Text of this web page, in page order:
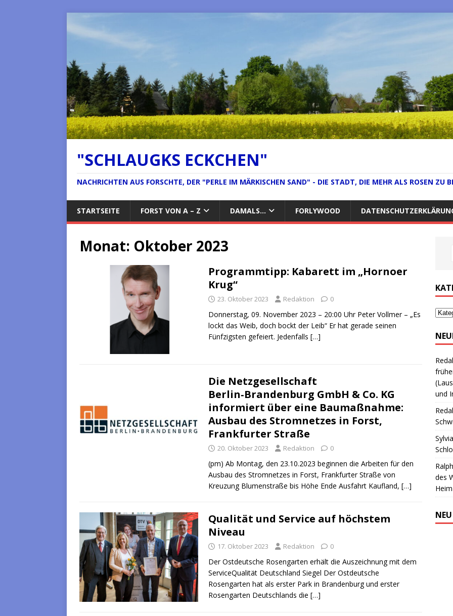
"SCHLAUGKS ECKCHEN"
NACHRICHTEN AUS FORSCHTE, DER "PERLE IM MÄRKISCHEN SAND" - DIE STADT, DIE MEHR ALS ROSEN ZU
STARTSEITE FORST VON A – Z DAMALS… FORLYWOOD
Monat: Oktober 2023
Programmtipp: Kabarett im „Hornoer
Krug“
23. Oktober 2023 Redaktion 0
Donnerstag, 09. November 2023 – 20:00 Uhr Peter Vollmer – „Es
lockt das Weib, doch bockt der Leib“ Er hat gerade seinen
Fünfzigsten gefeiert. Jedenfalls […]
Die Netzgesellschaft
Berlin‑Brandenburg GmbH & Co. KG
informiert über eine Baumaßnahme:
Ausbau des Stromnetzes in Forst,
Frankfurter Straße
20. Oktober 2023 Redaktion 0
(pm) Ab Montag, den 23.10.2023 beginnen die Arbeiten für den
Ausbau des Stromnetzes in Forst, Frankfurter Straße von
Kreuzung Blumenstraße bis Höhe Ende Ausfahrt Kaufland, […]
Qualität und Service auf höchstem
Niveau
17. Oktober 2023 Redaktion 0
Der Ostdeutsche Rosengarten erhält die Auszeichnung mit dem
ServiceQualität Deutschland Siegel Der Ostdeutsche
Rosengarten hat als erster Park in Brandenburg und erster
Rosengarten Deutschlands die […]
und
Sylvia
des